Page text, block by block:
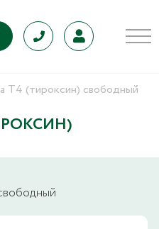
Т4 (тироксин) свободный